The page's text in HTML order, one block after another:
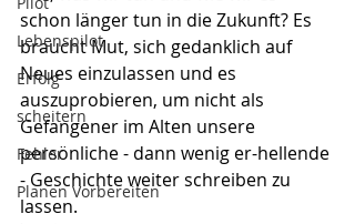
Lebenspilot
Erfolg
scheitern
Fehler
Planen Vorbereiten
schon länger tun in die Zukunft? Es
braucht Mut, sich gedanklich auf
Neues einzulassen und es
auszuprobieren, um nicht als
Gefangener im Alten unsere
persönliche - dann wenig er-hellende
- Geschichte weiter schreiben zu
lassen.